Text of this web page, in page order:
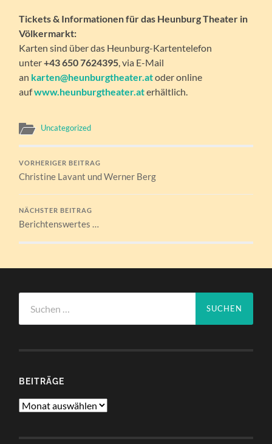
Tickets & Informationen für das Heunburg Theater in
Völkermarkt:
Karten sind über das Heunburg-Kartentelefon
unter+43 650 7624395 , via E-Mail
an karten@heunburgtheater.atoder online
aufwww.heunburgtheater.aterhältlich.
Uncategorized
VORHERIGER BEITRAG
Christine Lavant und Werner Berg
NÄCHSTER BEITRAG
Berichtenswertes …
nach:
BEITRÄGE
Beiträge